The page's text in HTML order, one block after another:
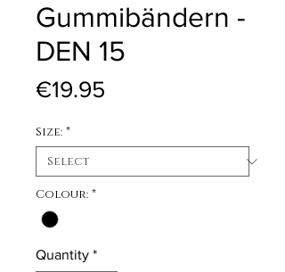
Gummibändern -
DEN 15
€19.95
Size: *
Colour: *
Quantity *